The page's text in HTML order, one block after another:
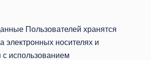
Пользователей хранятся
электронных носителях и
использованием